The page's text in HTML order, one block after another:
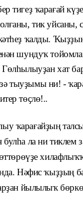
тигеҙ ҡарағай
тик уйсаны,
ҡалды.
шундуҡ
хат
ни! -
төҫлө!..
ҡарағайҙың
ла ни тиклем
Нәфис ҡыҙҙың
йылылыҡ